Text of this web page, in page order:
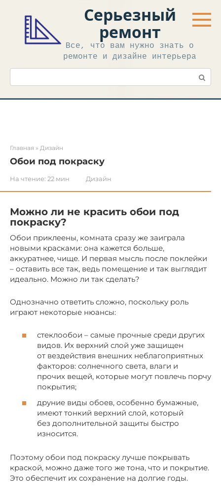
контенту
Серьезный
ремонт
Все, что вам нужно знать о
ремонте и дизайне интерьера
Поиск:
Главная » Дизайн
Обои под покраску
На чтение: 22 мин Дизайн
Можно ли не красить обои под
покраску?
Обои приклеены, комната сразу же заиграла
новыми красками: она кажется больше,
аккуратнее, чище. И первая мысль после поклейки
– оставить все так, ведь помещение и так выглядит
идеально. Можно ли так сделать?
Однозначно ответить сложно, поскольку роль
играют некоторые нюансы:
стеклообои – самые прочные среди других
видов. Их верхний слой уже защищен
от вездействия внешних неблагоприятных
факторов: солнечного света, влаги и
прочих вещей, которые могут повлечь порчу
покрытия;
друние виды обоев, особенно бумажные,
имеют тонкий верхний слой, который
без дополнительной защиты быстро
износится.
Поэтому обои под покраску лучше покрывать
краской, можно даже того же тона, что и покрытие.
Это обеспечит их сохранение на долгие годы.